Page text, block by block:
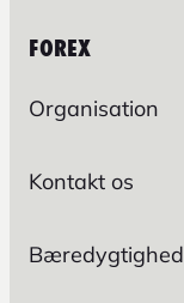
FOREX
Organisation
Kontakt os
Bæredygtighed